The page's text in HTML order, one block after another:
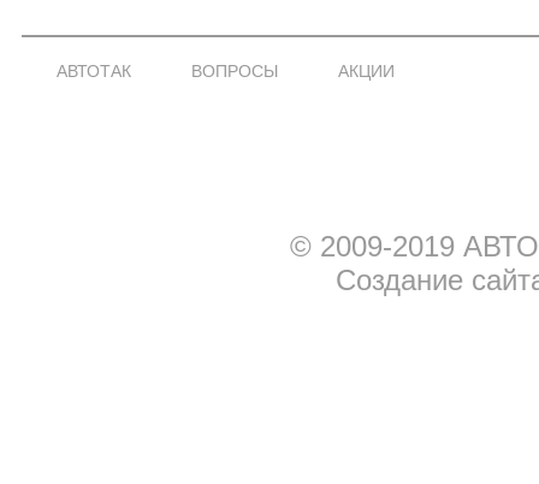
АВТОТАК ВОПРОСЫ АКЦИИ
© 2009-2019
Создание